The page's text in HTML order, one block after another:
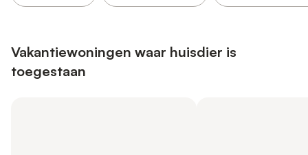
Vakantiewoningen waar huisdier is
toegestaan